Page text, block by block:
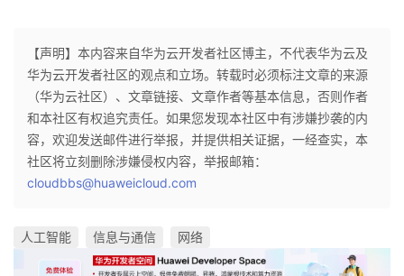
【声明】本内容来自华为云开发者社区博主，不代表华为云及
华为云开发者社区的观点和立场。转载时必须标注文章的来源
（华为云社区）、文章链接、文章作者等基本信息，否则作者
和本社区有权追究责任。如果您发现本社区中有涉嫌抄袭的内
容，欢迎发送邮件进行举报，并提供相关证据，一经查实，本
社区将立刻删除涉嫌侵权内容，举报邮箱：
cloudbbs@huaweicloud.com
人工智能 信息与通信 网络